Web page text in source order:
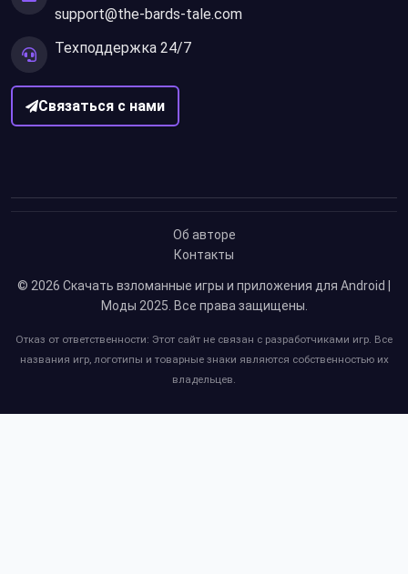
support@the-bards-tale.com
Техподдержка 24/7
Связаться с нами
Об авторе
Контакты
© 2026 Скачать взломанные игры и приложения для Android |
Моды 2025. Все права защищены.
Отказ от ответственности: Этот сайт не связан с разработчиками игр. Все
названия игр, логотипы и товарные знаки являются собственностью их
владельцев.